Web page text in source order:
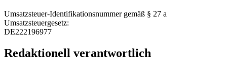
Umsatzsteuer-Identifikationsnummer gemäß § 27 a
Umsatzsteuergesetz:
DE222196977
Redaktionell verantwortlich